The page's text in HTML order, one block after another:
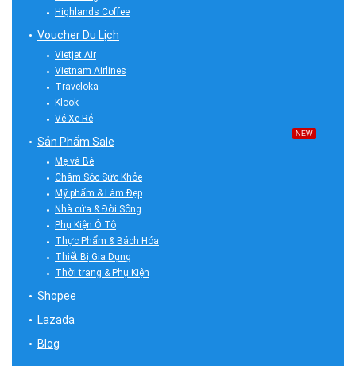
Highlands Coffee
Voucher Du Lịch
Vietjet Air
Vietnam Airlines
Traveloka
Klook
Vé Xe Rẻ
Sản Phẩm Sale
NEW
Mẹ và Bé
Chăm Sóc Sức Khỏe
Mỹ phẩm & Làm Đẹp
Nhà cửa & Đời Sống
Phụ Kiện Ô Tô
Thực Phẩm & Bách Hóa
Thiết Bị Gia Dụng
Thời trang & Phụ Kiện
Shopee
Lazada
Blog